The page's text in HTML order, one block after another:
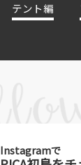
テント編
Instagramで